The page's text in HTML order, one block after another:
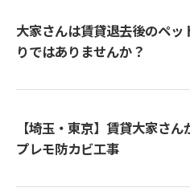
大家さんは賃貸退去後のペッ
りではありませんか？
【埼玉・東京】賃貸大家さ
プレモ防カビ工事